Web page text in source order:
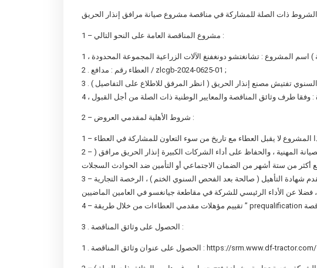
1 – مشروع المناقصة العامة على النحو التالي :
2 . العطاء رقم : مدافع / zlcgb-2024-0625-01 ;
2 – شروط الأهلية لمقدمي العروض :
2 – الطرف ( ب ) يجب أن يكون كيان قانوني مستقل ، وليس لها أي علاقة مع أي كيان آخر . يجب أن يكون لديهم القدرة على الصيانة المهنية ، والحفاظ على أداء الشركات الكبيرة إنذار الحريق مرافق (
3 – الطرف ( ب ) يجب أن تحمل على المشروع من أجل بناء وحدة مع المؤهلات المناسبة . عند تقديم العطاءات ، الطرف ( ب ) أن يقدم شهادة التأهيل ( صالحة بعد الفحص السنوي الختم ) ، الرخصة التجارية
3 . الحصول على وثائق المناقصة :
1 . الحصول على عنوان وثائق المناقصة :https://srm.www.df-tractor.com/